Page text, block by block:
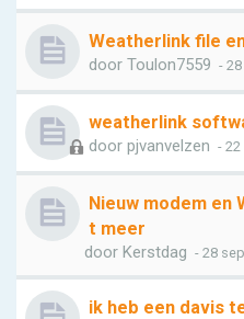
Weatherlink file
door Toulon7559 -
weatherlink
door pjvanvelzen - 22
Nieuw modem en
t meer
door Kerstdag - 28
ik heb een davis